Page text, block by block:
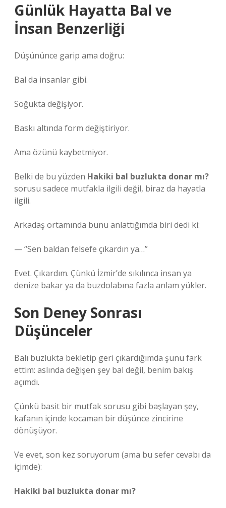
Günlük Hayatta Bal ve
İnsan Benzerliği
Düşününce garip ama doğru:
Bal da insanlar gibi.
Soğukta değişiyor.
Baskı altında form değiştiriyor.
Ama özünü kaybetmiyor.
Belki de bu yüzden Hakiki bal buzlukta donar mı?
sorusu sadece mutfakla ilgili değil, biraz da hayatla
ilgili.
Arkadaş ortamında bunu anlattığımda biri dedi ki:
— “Sen baldan felsefe çıkardın ya…”
Evet. Çıkardım. Çünkü İzmir’de sıkılınca insan ya
denize bakar ya da buzdolabına fazla anlam yükler.
Son Deney Sonrası
Düşünceler
Balı buzlukta bekletip geri çıkardığımda şunu fark
ettim: aslında değişen şey bal değil, benim bakış
açımdı.
Çünkü basit bir mutfak sorusu gibi başlayan şey,
kafanın içinde kocaman bir düşünce zincirine
dönüşüyor.
Ve evet, son kez soruyorum (ama bu sefer cevabı da
içimde):
Hakiki bal buzlukta donar mı?